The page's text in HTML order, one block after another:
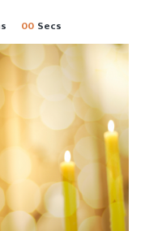
00 Secs